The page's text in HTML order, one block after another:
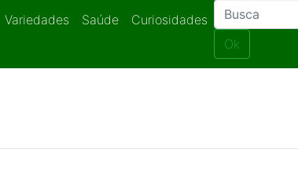
Variedades Saúde
Curiosidades
Ok